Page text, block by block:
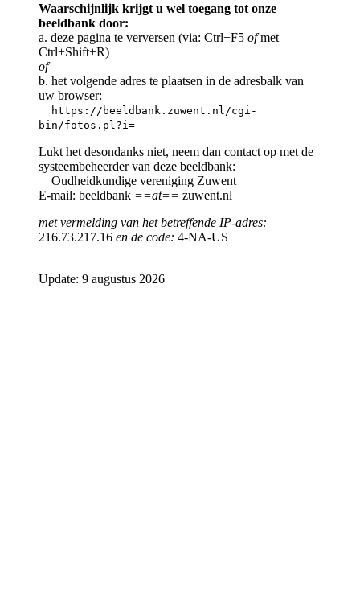
Waarschijnlijk krijgt u wel toegang tot onze
beeldbank door:
a. deze pagina te verversen (via: Ctrl+F5 ofmet
Ctrl+Shift+R)
of
b. het volgende adres te plaatsen in de adresbalk van
uw browser:
https://beeldbank.zuwent.nl/cgi-
bin/fotos.pl?i=
Lukt het desondanks niet, neem dan contact op met de
systeembeheerder van deze beeldbank:
Oudheidkundige vereniging Zuwent
E-mail: beeldbank ==at== zuwent.nl
met vermelding van het betreffende IP-adres:
216.73.217.16 en de code: 4-NA-US
Update: 9 augustus 2026